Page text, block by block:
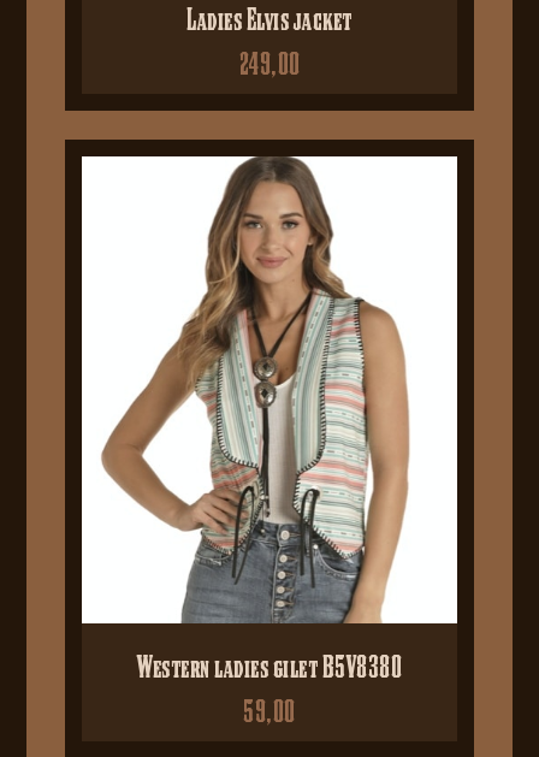
Ladies Elvis jacket
249,00
Western ladies gilet B5V8380
59,00